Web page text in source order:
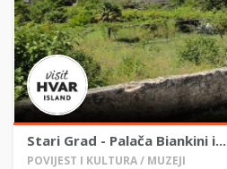
Stari Grad - Palača Biankini i...
POVIJEST I KULTURA / MUZEJI